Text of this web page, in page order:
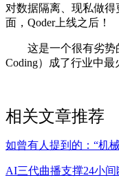
对数据隔离、现私做
面，Qoder上线之后！
这是一个很有劣势的
Coding）成了行业中
相关文章推荐
如曾有人提到的：“机
AI三代曲播支撑24小间